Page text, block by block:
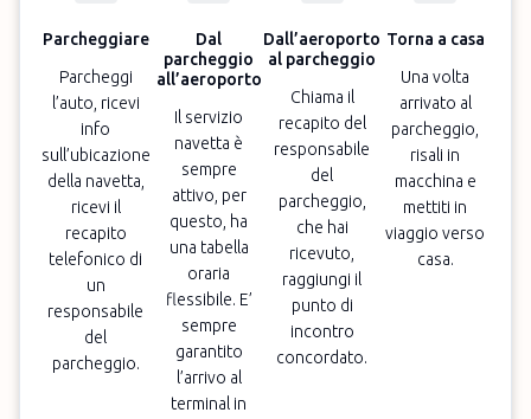
Parcheggiare
Parcheggi
l’auto, ricevi
info
sull’ubicazione
della navetta,
ricevi il
recapito
telefonico di
un
responsabile
del
parcheggio.
Dal
parcheggio
all’aeroporto
Il servizio
navetta è
sempre
attivo, per
questo, ha
una tabella
oraria
flessibile. E’
sempre
garantito
l’arrivo al
terminal in
Dall’aeroporto
al parcheggio
Chiama il
recapito del
responsabile
del
parcheggio,
che hai
ricevuto,
raggiungi il
punto di
incontro
concordato.
Torna a casa
Una volta
arrivato al
parcheggio,
risali in
macchina e
mettiti in
viaggio verso
casa.